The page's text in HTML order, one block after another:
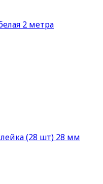
2 метра
(28 шт) 28 мм